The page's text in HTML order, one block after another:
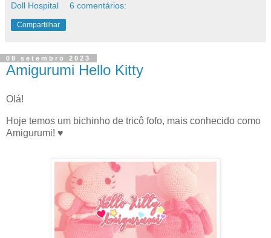
Doll Hospital 6 comentários:
Compartilhar
08 setembro 2023
Amigurumi Hello Kitty
Olá!
Hoje temos um bichinho de tricô fofo, mais conhecido como
Amigurumi! ♥